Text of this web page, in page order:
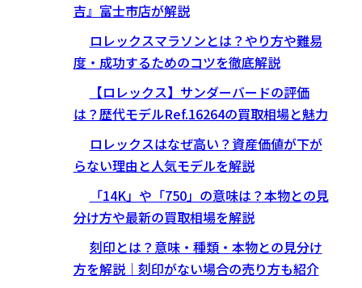
吉』富士市店が解説
ロレックスマラソンとは？やり方や難易
度・成功するためのコツを徹底解説
【ロレックス】サンダーバードの評価
は？歴代モデルRef.16264の買取相場と魅力
ロレックスはなぜ高い？資産価値が下が
らない理由と人気モデルを解説
「14K」や「750」の意味は？本物との見
分け方や最新の買取相場を解説
刻印とは？意味・種類・本物との見分け
方を解説｜刻印がない場合の売り方も紹介